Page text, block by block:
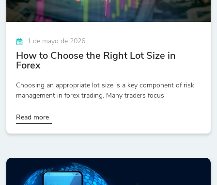
1 de mayo de 2026
How to Choose the Right Lot Size in
Forex
Choosing an appropriate lot size is a key component of risk
management in forex trading. Many traders focus
Read more